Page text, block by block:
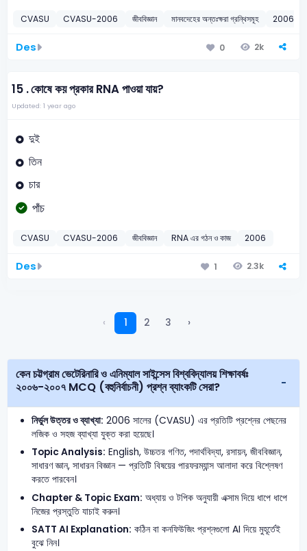
CVASU CVASU-2006 জীববিজ্ঞান মানবদেহের অন্তঃক্ষরা গ্রন্থিসমূহ 2006
Des 0 2k
15 .কোষে কয় প্রকার RNA পাওয়া যায়?
Updated: 1 year ago
দুই
তিন
চার
পাঁচ
CVASU CVASU-2006 জীববিজ্ঞান RNA এর গঠন ও কাজ 2006
Des 1 2.3k
‹ 1 2 3 ›
কেন চট্টগ্রাম ভেটেরিনারি ও এনিম্যাল সাইন্সেস বিশ্ববিদ্যালয় শিক্ষাবর্ষঃ
২০০৬-২০০৭ MCQ (বহুনির্বাচনী) প্রশ্ন ব্যাংকটি সেরা?
নির্ভুল উত্তর ও ব্যাখ্যা: 2006 সালের (CVASU) এর প্রতিটি প্রশ্নের পেছনের
লজিক ও সহজ ব্যাখ্যা যুক্ত করা হয়েছে।
Topic Analysis: English, উচ্চতর গণিত, পদার্থবিদ্যা, রসায়ন, জীববিজ্ঞান,
সাধারণ জ্ঞান, সাধারন বিজ্ঞান — প্রতিটি বিষয়ের পারফরম্যান্স আলাদা করে বিশ্লেষণ
করতে পারবেন।
Chapter & Topic Exam: অধ্যায় ও টপিক অনুযায়ী এক্সাম দিয়ে ধাপে ধাপে
নিজের প্রস্তুতি যাচাই করুন।
SATT AI Explanation: কঠিন বা কনফিউজিং প্রশ্নগুলো AI দিয়ে মুহূর্তেই
বুঝে নিন।